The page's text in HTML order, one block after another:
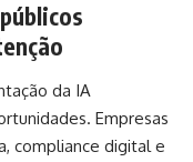
da IA
Empresas
compliance digital e